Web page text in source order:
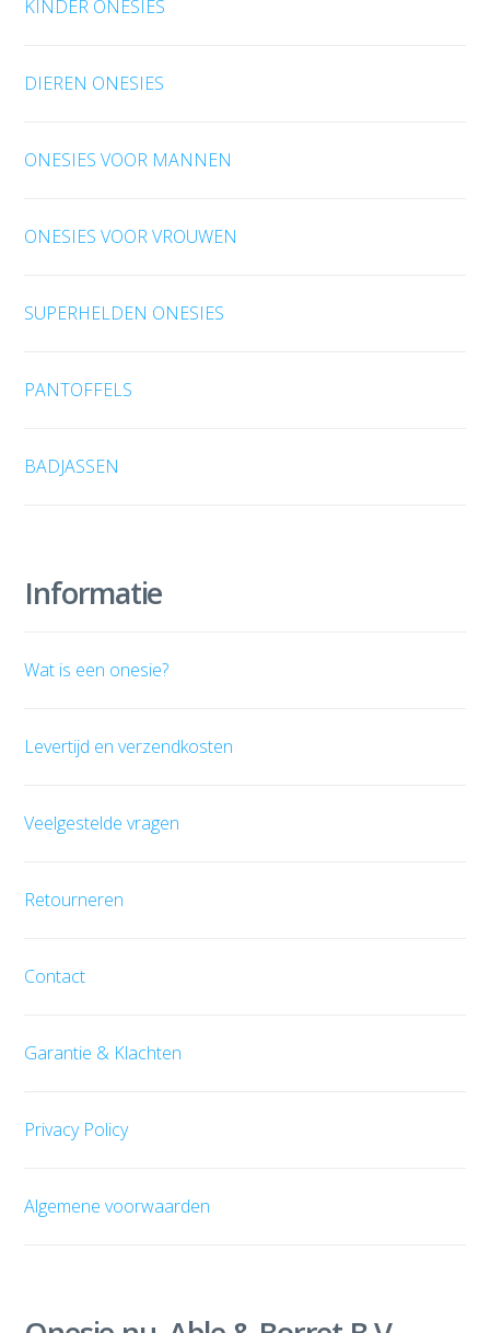
KINDER ONESIES
DIEREN ONESIES
ONESIES VOOR MANNEN
ONESIES VOOR VROUWEN
SUPERHELDEN ONESIES
PANTOFFELS
BADJASSEN
Informatie
Wat is een onesie?
Levertijd en verzendkosten
Veelgestelde vragen
Retourneren
Contact
Garantie & Klachten
Privacy Policy
Algemene voorwaarden